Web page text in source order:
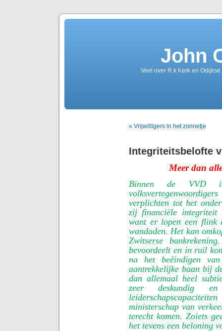
John
Veel over R.k.Kerk en
« Vrijwilligers in het zonnetje
Integriteitsbelofte
Meer dan
Binnen de VVD
verplichten tot het
zij financiële integriteit
want er lopen een flink
wandaden. Het kan
Zwitserse
bevoordeelt en in ruil
na het beëindigen
aantrekkelijke baan bij
dan allemaal heel
zeer deskundig
ministerschap van
terecht komen. Zoiets
het tevens een beloning